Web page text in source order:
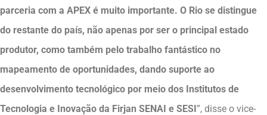
parceria com a APEX é muito importante. O Rio se distingue
do restante do país, não apenas por ser o principal estado
produtor, como também pelo trabalho fantástico no
mapeamento de oportunidades, dando suporte ao
desenvolvimento tecnológico por meio dos Institutos de
Tecnologia e Inovação da Firjan SENAI e SESI”, disse o vice-